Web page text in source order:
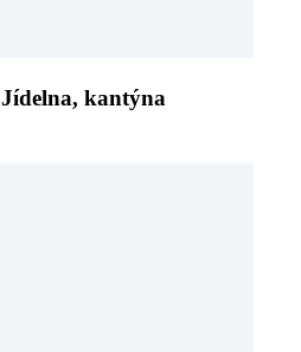
Jídelna, kantýna